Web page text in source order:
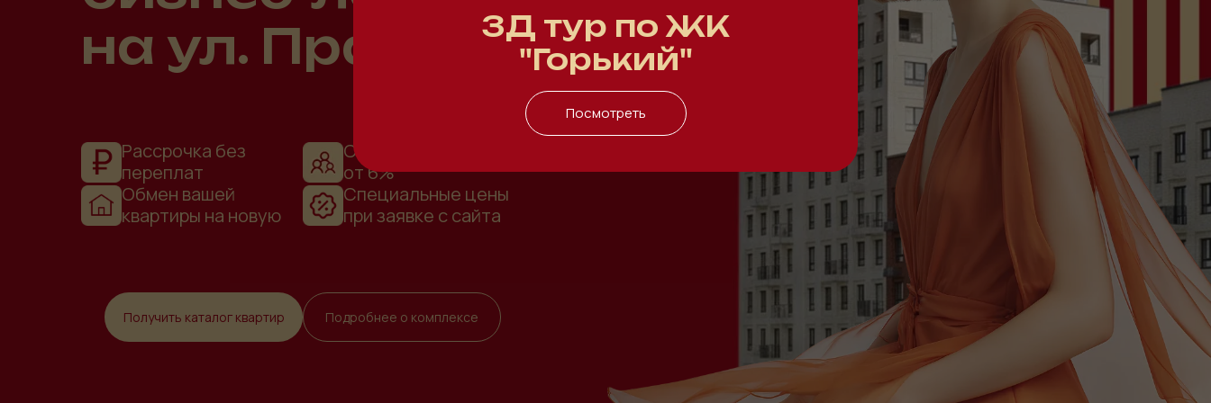
на ул. Правды
Рассрочка без
переплат
Семейная ипотека
от 6%
Обмен вашей
квартиры на новую
Специальные цены
при заявке с сайта
Получить каталог квартир Подробнее о комплексе
3Д тур по ЖК
"Горький"
Посмотреть